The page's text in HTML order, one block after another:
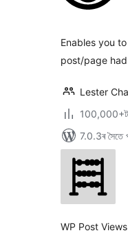
Enables you
post/page
Lester
100,000+টা
7.0.3ৰ সৈতে
WP Post